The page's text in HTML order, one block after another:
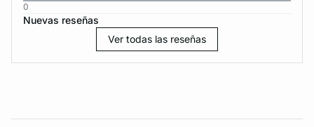
0
Nuevas reseñas
Ver todas las reseñas